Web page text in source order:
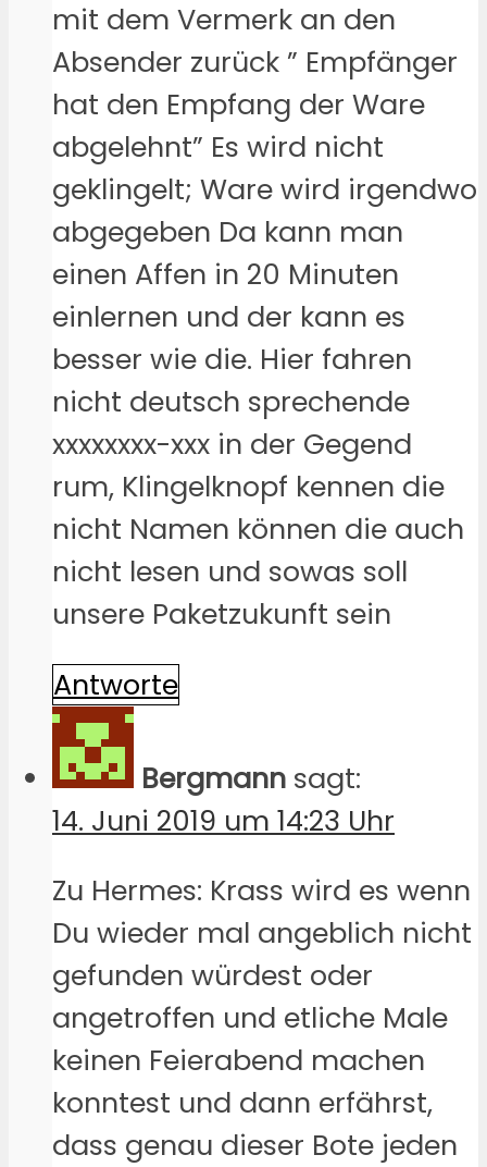
mit dem Vermerk an den
Absender zurück ” Empfänger
hat den Empfang der Ware
abgelehnt” Es wird nicht
geklingelt; Ware wird irgendwo
abgegeben Da kann man
einen Affen in 20 Minuten
einlernen und der kann es
besser wie die. Hier fahren
nicht deutsch sprechende
xxxxxxxx-xxx in der Gegend
rum, Klingelknopf kennen die
nicht Namen können die auch
nicht lesen und sowas soll
unsere Paketzukunft sein
Antworte
Bergmann sagt:
14. Juni 2019 um 14:23 Uhr
Zu Hermes: Krass wird es wenn
Du wieder mal angeblich nicht
gefunden würdest oder
angetroffen und etliche Male
keinen Feierabend machen
konntest und dann erfährst,
dass genau dieser Bote jeden